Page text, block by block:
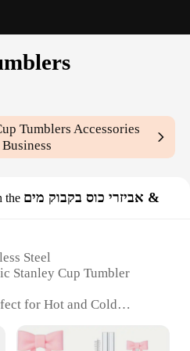
Tumblers Accessories
the אביזרי כוס בקבוק מים &
Steel
Stanley Cup Tumbler
for Hot and Cold
30 oz Tumbler